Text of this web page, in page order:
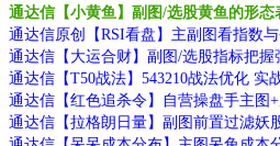
通达信【小黄鱼】副图/选股黄鱼的形
通达信原创【RSI看盘】主副图看指数
通达信【T50战法】543210战法优化 实
通达信【红色追杀令】自营操盘手主图